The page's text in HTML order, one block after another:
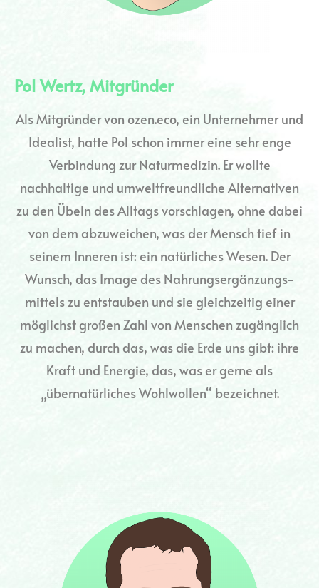
Pol Wertz, Mitgründer
Als Mitgründer von ozen.eco, ein Unternehmer und
Idealist, hatte Pol schon immer eine sehr enge
Verbindung zur Naturmedizin. Er wollte
nachhaltige und umweltfreundliche Alternativen
zu den Übeln des Alltags vorschlagen, ohne dabei
von dem abzuweichen, was der Mensch tief in
seinem Inneren ist: ein natürliches Wesen. Der
Wunsch, das Image des Nahrungsergänzungs-
mittels zu entstauben und sie gleichzeitig einer
möglichst großen Zahl von Menschen zugänglich
zu machen, durch das, was die Erde uns gibt: ihre
Kraft und Energie, das, was er gerne als
„übernatürliches Wohlwollen“ bezeichnet.